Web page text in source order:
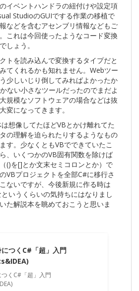
イベントハンドラの紐付けや設定項
StudioのGUIでする作業の移植で
などを含むアセンブリ情報などもご
これは今回使ったようなコード変換
しょう。
トを読み込んで変換するタイプだと
てくれるかも知れません。Webツー
少しいじり倒してみればよかったか
ない小さなツールだったのでまだよ
規模なソフトウェアの場合などは抜
変になってきます。
想像してたほどVBとかけ離れてた
の理解を迫られたりするようなもの
す。少なくともVBでできていたこ
、いくつかのVB固有関数を除けば
()を[]とか文末セミコロンとか）で
VBプロジェクトを全部C#に移行さ
ないですが、今後新規に作る時は
いうくらいの気持ちにはなりまし
た解説本を眺めておこうと思いま
つくC#「超」入門
くC#「超」入門